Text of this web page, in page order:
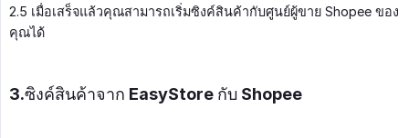
2.5 เมื่อเสร็จแล้วคุณสามารถเริ่มซิงค์สินค้ากับศูนย์ผู้ขาย Shopee ของ
คุณได้
3.ซิงค์สินค้าจาก EasyStore กับ Shopee